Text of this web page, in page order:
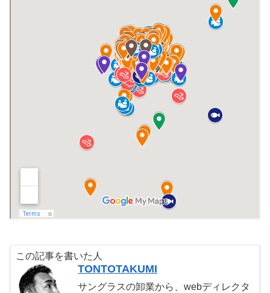
この記事を書いた人
TONTOTAKUMI
サングラスの卸業から、webディレクタ